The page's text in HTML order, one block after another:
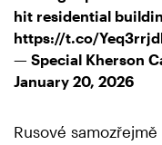
hit residential
https://t.co/
— Special Kherson
January 20, 2026
Rusové